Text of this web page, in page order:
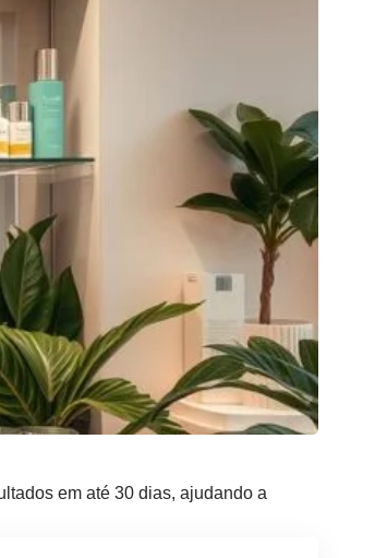
em até 30 dias, ajudando a